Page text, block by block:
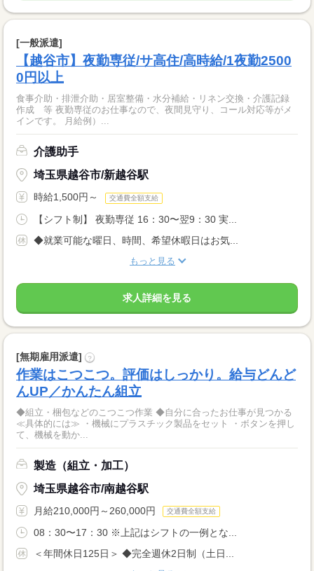
[一般派遣]
【越谷市】夜勤専従/サ高住/高時給/1夜勤2500
0円以上
食事介助・排泄介助・居室整備・水分補給・リネン交換・介護記録
作成 等 夜勤専従のお仕事なので、夜間見守り、コール対応等がメ
インです。 月給例）...
介護助手
埼玉県越谷市/新越谷駅
時給1,500円～ 交通費全額支給
【シフト制】 夜勤専従 16：30〜翌9：30 実...
◆就業可能な曜日、時間、希望休暇日はお気...
もっと見る
求人詳細を見る
[無期雇用派遣] ?
作業はこつこつ。評価はしっかり。給与どんど
んUP／かんたん組立
◆組立・梱包などのこつこつ作業 ◆自分に合ったお仕事が見つかる
≪具体的には≫ ・機械にプラスチック製品をセット ・ボタンを押し
て、機械を動か...
製造（組立・加工）
埼玉県越谷市/南越谷駅
月給210,000円～260,000円 交通費全額支給
08：30〜17：30 ※上記はシフトの一例とな...
＜年間休日125日＞ ◆完全週休2日制（土日...